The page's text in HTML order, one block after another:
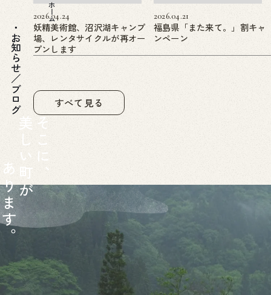
2026.04.24
妖精美術館、沼沢湖キャンプ
場、レンタサイクルが再オー
プンします
2026.04.21
福島県「また来て。」割キャ
ンペーン
すべて見る
ホーム
ブログ
そ
こ
に
、
美
し
い
町
が